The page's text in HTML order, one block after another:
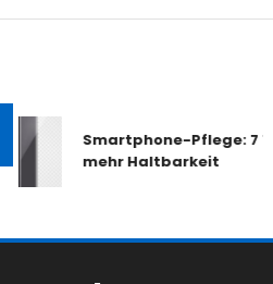
Smartphone-Pflege: 7
mehr Haltbarkeit